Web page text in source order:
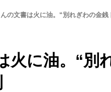
の文書は火に油。“別れぎわの金銭
火に油。“別